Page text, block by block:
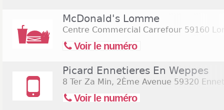
McDonald's Lomme
Centre Commercial Carrefour 59160
Voir le numéro
Picard Ennetieres En Weppes
8 Ter Za Min, 2Ème Avenue 59320
Voir le numéro